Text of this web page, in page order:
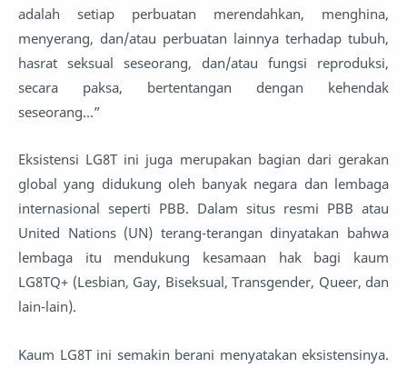
adalah setiap perbuatan merendahkan, menghina,
menyerang, dan/atau perbuatan lainnya terhadap tubuh,
hasrat seksual seseorang, dan/atau fungsi reproduksi,
secara paksa, bertentangan dengan kehendak
seseorang…”
Eksistensi LG8T ini juga merupakan bagian dari gerakan
global yang didukung oleh banyak negara dan lembaga
internasional seperti PBB. Dalam situs resmi PBB atau
United Nations (UN) terang-terangan dinyatakan bahwa
lembaga itu mendukung kesamaan hak bagi kaum
LG8TQ+ (Lesbian, Gay, Biseksual, Transgender, Queer, dan
lain-lain).
Kaum LG8T ini semakin berani menyatakan eksistensinya.